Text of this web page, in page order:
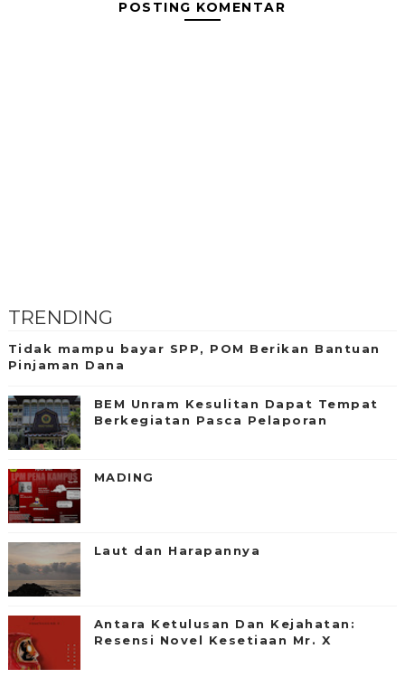
POSTING KOMENTAR
TRENDING
Tidak mampu bayar SPP, POM Berikan Bantuan
Pinjaman Dana
BEM Unram Kesulitan Dapat Tempat
Berkegiatan Pasca Pelaporan
MADING
Laut dan Harapannya
Antara Ketulusan Dan Kejahatan:
Resensi Novel Kesetiaan Mr. X